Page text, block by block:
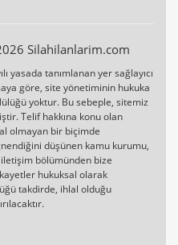
Silahilanlarim.com
yasada tanımlanan yer sağlayıcı
göre, site yönetiminin hukuka
yoktur. Bu sebeple, sitemiz
Telif hakkına konu olan
olmayan bir biçimde
düşünen kamu kurumu,
bölümünden bize
hukuksal olarak
takdirde, ihlal olduğu